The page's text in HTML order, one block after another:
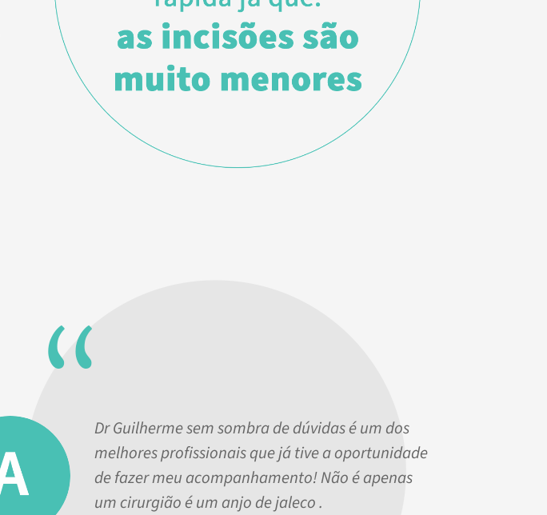
Dr Guilherme sem sombra de dúvidas é um dos
melhores profissionais que já tive a oportunidade
de fazer meu acompanhamento! Não é apenas
um cirurgião é um anjo de jaleco .